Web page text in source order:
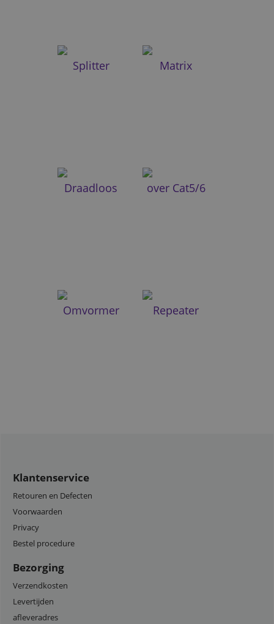
Splitter Matrix
Draadloos over Cat5/6
Omvormer Repeater
Klantenservice
Retouren en Defecten
Voorwaarden
Privacy
Bestel procedure
Bezorging
Verzendkosten
Levertijden
afleveradres